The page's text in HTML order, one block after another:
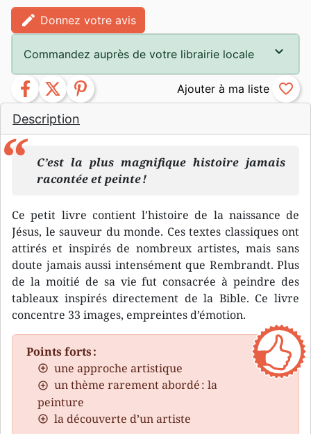
Description
C’est la plus magnifique histoire jamais
racontée et peinte !
Ce petit livre contient l’histoire de la naissance de
Jésus, le sauveur du monde. Ces textes classiques ont
attirés et inspirés de nombreux artistes, mais sans
doute jamais aussi intensément que Rembrandt. Plus
de la moitié de sa vie fut consacrée à peindre des
tableaux inspirés directement de la Bible. Ce livre
concentre 33 images, empreintes d’émotion.
Points forts :
une approche artistique
un thème rarement abordé : la
peinture
la découverte d’un artiste
edit Donnez votre avis
Commandez auprès de votre librairie locale
facebook twitter pinterest favorite_border